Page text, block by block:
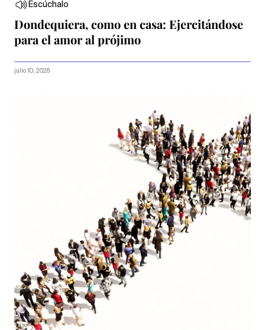
Escúchalo
Dondequiera, como en casa: Ejercitándose
para el amor al prójimo
julio 10, 2026